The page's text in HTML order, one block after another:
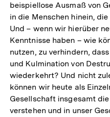
beispiellose Ausmaß von
in die Menschen hinein,
Und – wenn wir hierüber
Kenntnisse haben – wie
nutzen, zu verhindern,
und Kulmination von
wiederkehrt? Und nicht
können wir heute als
Gesellschaft insgesamt
verstehen und in unser